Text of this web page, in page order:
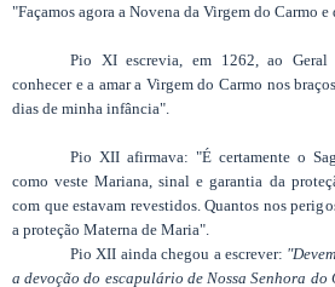
"Façamos agora a Novena da Virgem do Carmo e
Pio XI escrevia, em 1262, ao Geral
conhecer e a amar a Virgem do Carmo nos
dias de minha infância".
Pio XII afirmava: "É certamente o
como veste Mariana, sinal e garantia da
com que estavam revestidos. Quantos nos
a proteção Materna de Maria".
Pio XII ainda chegou a escrever:
a devoção do escapulário de Nossa Senhora